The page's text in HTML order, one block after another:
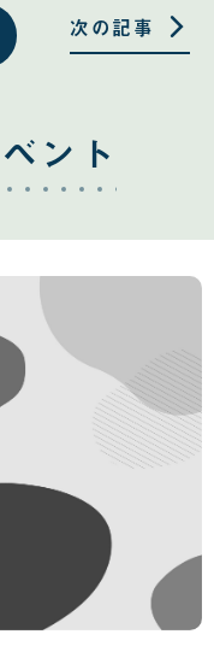
次の記事
ント